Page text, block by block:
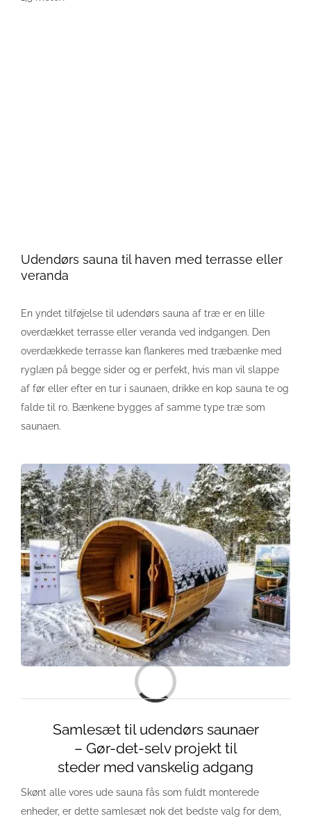
Udendørs sauna til haven med terrasse eller
veranda
En yndet tilføjelse til udendørs sauna af træ er en lille
overdækket terrasse eller veranda ved indgangen. Den
overdækkede terrasse kan flankeres med træbænke med
ryglæn på begge sider og er perfekt, hvis man vil slappe
af før eller efter en tur i saunaen, drikke en kop sauna te og
falde til ro. Bænkene bygges af samme type træ som
saunaen.
Loading...
Samlesæt til udendørs saunaer
– Gør-det-selv projekt til
steder med vanskelig adgang
Skønt alle vores ude sauna fås som fuldt monterede
enheder, er dette samlesæt nok det bedste valg for dem,